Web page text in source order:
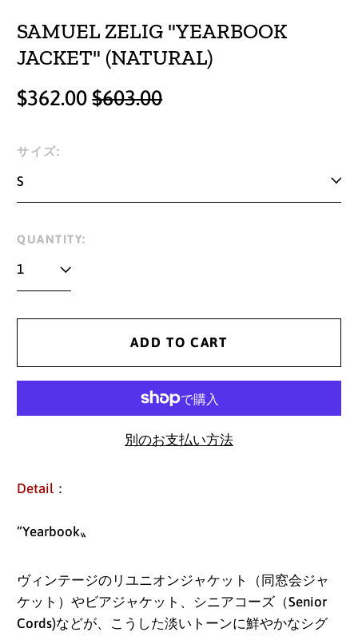
SAMUEL ZELIG "YEARBOOK
JACKET" (NATURAL)
Regular
$362.00Sale
$603.00
サイズ:
QUANTITY:
ADD TO CART
別のお支払い方法
Detail ：
“Yearbook〟
ヴィンテージのリユニオンジャケット（同窓会ジャ
ケット）やビアジャケット、シニアコーズ（Senior
Cords)などが、こうした淡いトーンに鮮やかなシグ